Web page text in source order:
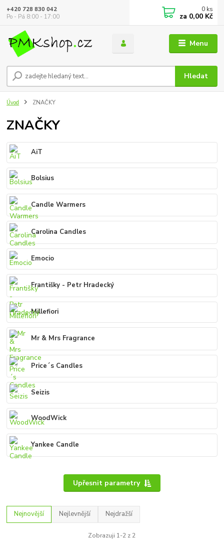
Menu
Hledat
+420 728 830 042
Po - Pá 8:00 - 17:00
0 ks
za 0,00 Kč
Úvod ZNAČKY
ZNAČKY
AiT
Bolsius
Candle Warmers
Carolina Candles
Emocio
Františky - Petr Hradecký
Millefiori
Mr & Mrs Fragrance
Price´s Candles
Seizis
WoodWick
Yankee Candle
Upřesnit parametry
Nejnovější Nejlevnější Nejdražší
Zobrazuji 1-2 z 2